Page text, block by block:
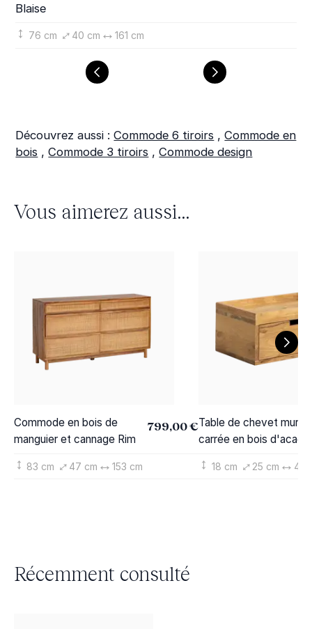
Blaise
76 cm 40 cm 161 cm
Découvrez aussi : Commode 6 tiroirs ,Commode en
bois ,Commode 3 tiroirs ,Commode design
Vous aimerez aussi...
Commode en bois de
manguier et cannage Rim
799,00 €
83 cm 47 cm 153 cm
Table de chevet
carrée en bois d'acacia
18 cm 25 cm 40
Récemment consulté